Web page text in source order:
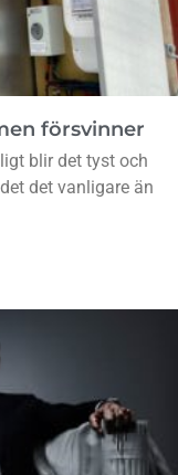
försvinner
blir det tyst och
det vanligare än